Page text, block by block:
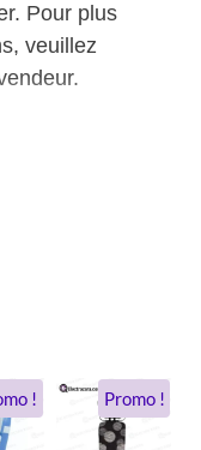
Pour plus
veuillez
! Le
prix
Promo !
Le
prix
Le
prix